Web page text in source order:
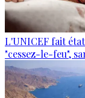
L'UNICEF fait
"cessez-le-feu",